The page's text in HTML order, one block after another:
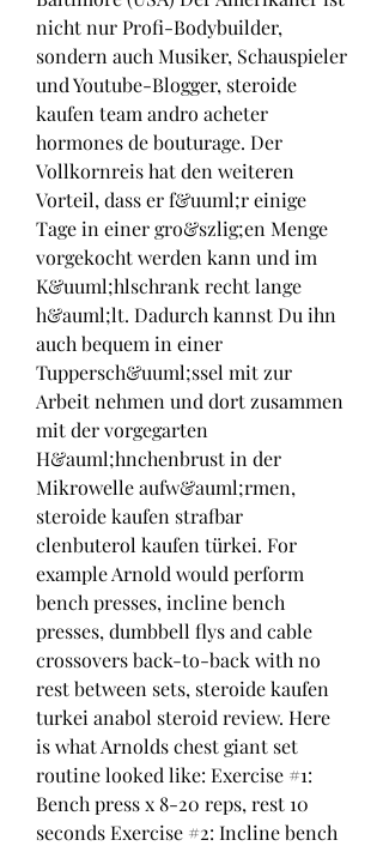
nicht nur Profi-Bodybuilder,
sondern auch Musiker, Schauspieler
und Youtube-Blogger, steroide
kaufen team andro acheter
hormones de bouturage. Der
Vollkornreis hat den weiteren
Vorteil, dass er f&uuml;r einige
Tage in einer gro&szlig;en Menge
vorgekocht werden kann und im
K&uuml;hlschrank recht lange
h&auml;lt. Dadurch kannst Du ihn
auch bequem in einer
Tuppersch&uuml;ssel mit zur
Arbeit nehmen und dort zusammen
mit der vorgegarten
H&auml;hnchenbrust in der
Mikrowelle aufw&auml;rmen,
steroide kaufen strafbar
clenbuterol kaufen türkei. For
example Arnold would perform
bench presses, incline bench
presses, dumbbell flys and cable
crossovers back-to-back with no
rest between sets, steroide kaufen
turkei anabol steroid review. Here
is what Arnolds chest giant set
routine looked like: Exercise #1:
Bench press x 8-20 reps, rest 10
seconds Exercise #2: Incline bench